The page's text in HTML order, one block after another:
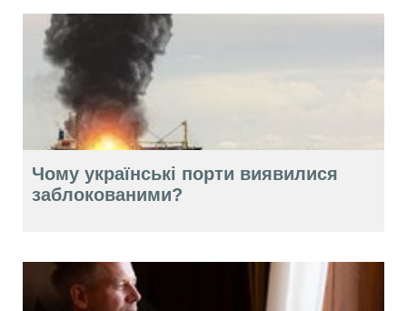
Чому українські порти виявилися
заблокованими?